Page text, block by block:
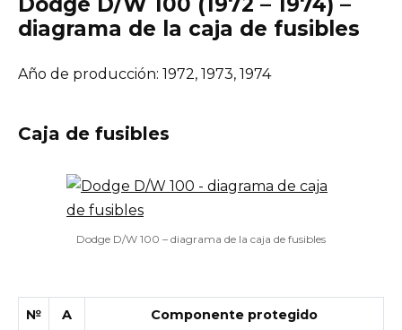
diagrama de la caja de fusibles
Año de producción: 1972, 1973, 1974
Caja de fusibles
Dodge D/W 100 – diagrama de la caja de fusibles
№ A Componente protegido